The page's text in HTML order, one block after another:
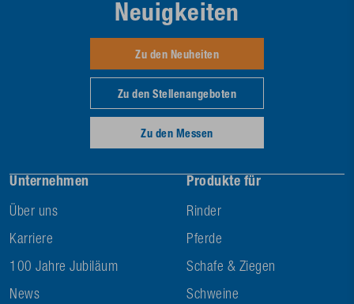
Unternehmen
Über uns
Karriere
100 Jahre Jubiläum
News
Produkte für
Rinder
Pferde
Schafe & Ziegen
Schweine
Neuigkeiten
Zu den Neuheiten
Zu den Stellenangeboten
Zu den Messen